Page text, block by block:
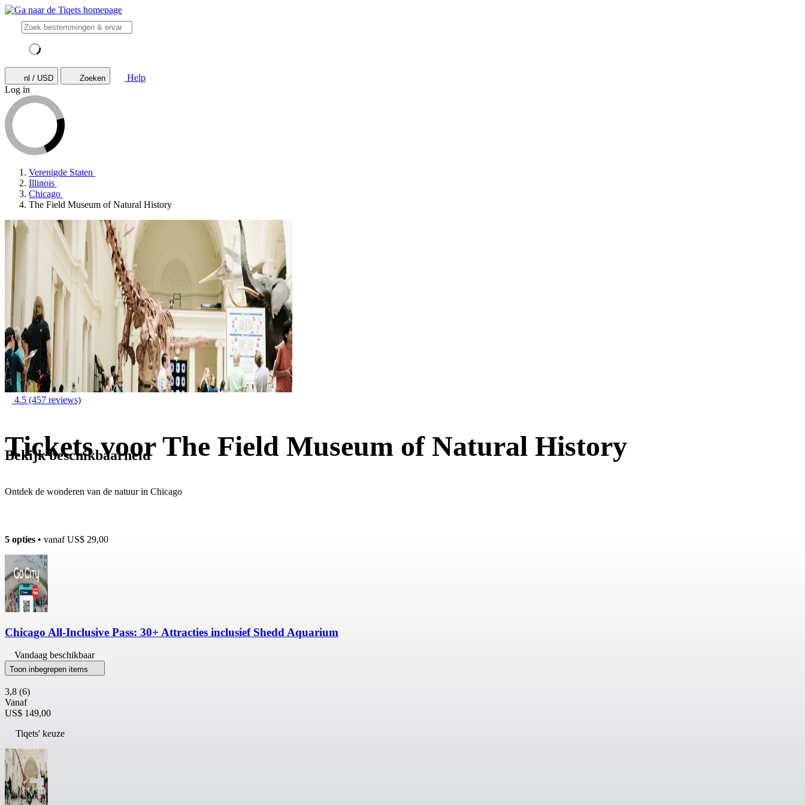
nl / USD Zoeken
Help
Log in
Verenigde Staten
Illinois
Chicago
The Field Museum of Natural History
4.5 (457 reviews)
Tickets voor The Field Museum of Natural History
Ontdek de wonderen van de natuur in Chicago
Bekijk beschikbaarheid
5 opties • vanafUS$ 29,00
Chicago All-Inclusive Pass: 30+ Attracties inclusief Shedd Aquarium
Vandaag beschikbaar
Toon inbegrepen items
3,8 (6)
Vanaf
US$ 149,00
Tiqets' keuze